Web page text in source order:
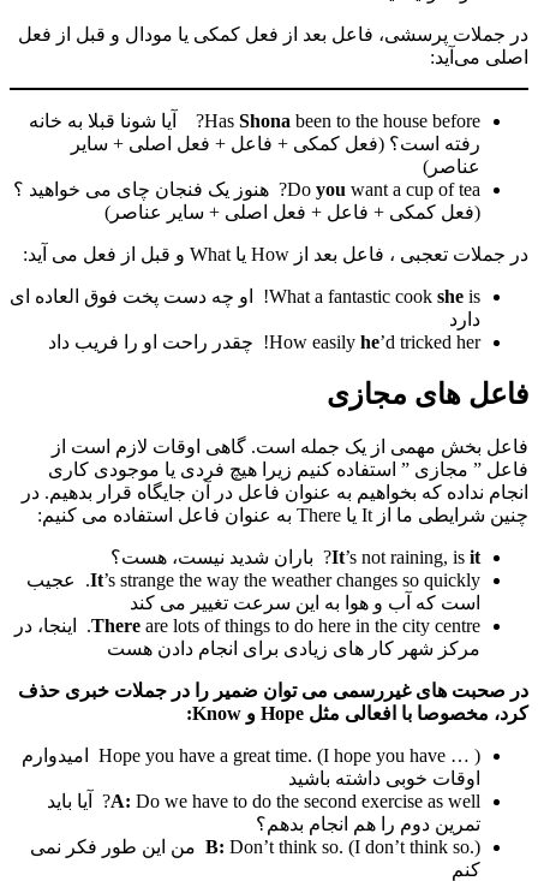
در جملات پرسشی، فاعل بعد از فعل کمکی یا مودال و قبل از فعل
اصلی می‌آید:
Has Shona
been to the house before? آیا شونا قبلا به خانه
رفته است؟ (فعل کمکی + فاعل + فعل اصلی + سایر
عناصر)
Do you
want a cup of tea? هنوز یک فنجان چای می خواهید ؟
(فعل کمکی + فاعل + فعل اصلی + سایر عناصر)
در جملات تعجبی ، فاعل بعد از How یا What و قبل از فعل می آید:
What a fantastic cook she
is! او چه دست پخت فوق العاده ای
دارد
How easily he’d tricked her! چقدر راحت او را فریب داد
فاعل های مجازی
فاعل بخش مهمی از یک جمله است. گاهی اوقات لازم است از
فاعل ” مجازی ” استفاده کنیم زیرا هیچ فردی یا موجودی کاری
انجام نداده که بخواهیم به عنوان فاعل در آن جایگاه قرار بدهیم. در
چنین شرایطی ما از It یا There به عنوان فاعل استفاده می کنیم:
It’s not raining, is it
? باران شدید نیست، هست؟
It’s strange the way the weather changes so quickly. عجیب
است که آب و هوا به این سرعت تغییر می کند
Thereare lots of things to do here in the city centre. اینجا، در
مرکز شهر کار های زیادی برای انجام دادن هست
در صحبت های غیررسمی می توان ضمیر را در جملات خبری حذف
کرد، مخصوصا با افعالی مثل Hope و Know:
Hope you have a great time. (I hope you have … ) امیدوارم
اوقات خوبی داشته باشید
A:Do we have to do the second exercise as well? آیا باید
تمرین دوم را هم انجام بدهم؟
B: Don’t think so. (I don’t think so.) من این طور فکر نمی
کنم